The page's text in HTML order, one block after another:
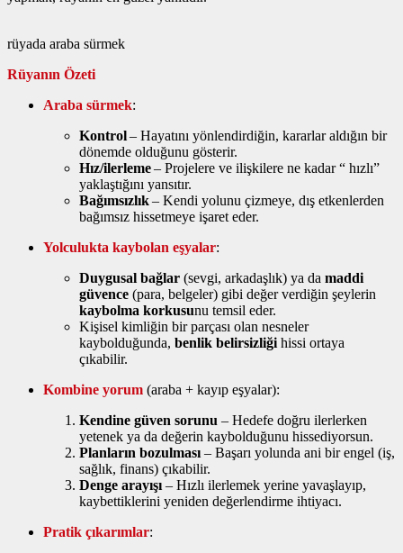
rüyada araba sürmek
Rüyanın Özeti
Araba sürmek:
Kontrol– Hayatını yönlendirdiğin, kararlar aldığın bir
dönemde olduğunu gösterir.
Hız/ilerleme– Projelere ve ilişkilere ne kadar “ hızlı”
yaklaştığını yansıtır.
Bağımsızlık– Kendi yolunu çizmeye, dış etkenlerden
bağımsız hissetmeye işaret eder.
Yolculukta kaybolan eşyalar:
Duygusal bağlar (sevgi, arkadaşlık) ya da maddi
güvence (para, belgeler) gibi değer verdiğin şeylerin
kaybolma korkusunu temsil eder.
Kişisel kimliğin bir parçası olan nesneler
kaybolduğunda, benlik belirsizliği hissi ortaya
çıkabilir.
Kombine yorum (araba + kayıp eşyalar):
Kendine güven sorunu – Hedefe doğru ilerlerken
yetenek ya da değerin kaybolduğunu hissediyorsun.
Planların bozulması – Başarı yolunda ani bir engel (iş,
sağlık, finans) çıkabilir.
Denge arayışı – Hızlı ilerlemek yerine yavaşlayıp,
kaybettiklerini yeniden değerlendirme ihtiyacı.
Pratik çıkarımlar: